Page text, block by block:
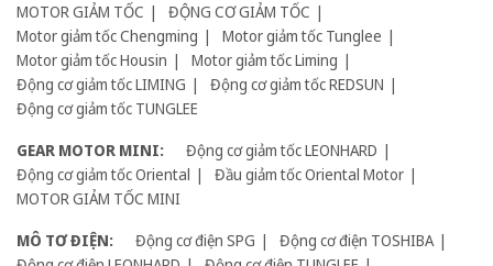
MOTOR GIẢM TỐC
ĐỘNG CƠ GIẢM TỐC
Motor giảm tốc Chengming
Motor giảm tốc Tunglee
Motor giảm tốc Housin
Motor giảm tốc Liming
Động cơ giảm tốc LIMING
Động cơ giảm tốc REDSUN
Động cơ giảm tốc TUNGLEE
GEAR MOTOR MINI:
Động cơ giảm tốc LEONHARD
Động cơ giảm tốc Oriental
Đầu giảm tốc Oriental Motor
MOTOR GIẢM TỐC MINI
MÔ TƠ ĐIỆN:
Động cơ điện SPG
Động cơ điện TOSHIBA